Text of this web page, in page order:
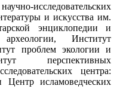
исследовательских
и искусства им.
энциклопедии и
Институт
проблем экологии и
перспективных
центра:
исламоведческих